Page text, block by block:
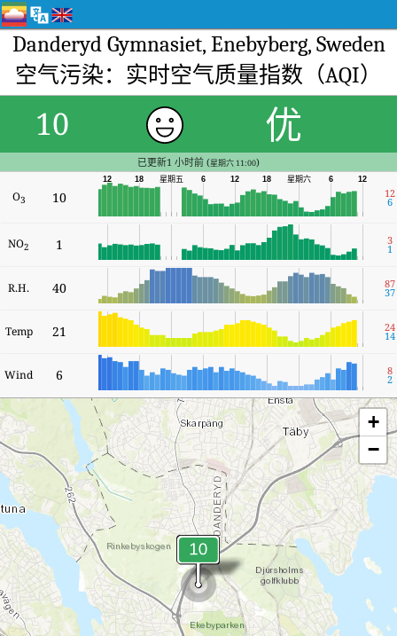
Danderyd Gymnasiet, Enebyberg, Sweden
空气污染：实时空气质量指数（AQI）
10 优
已更新1 小时前 (星期六 11:00)
O3 10
12
6
星期六
18
12
6
星期五
18
12
12
6
NO2 1 3
1
R.H. 40 87
37
Temp 21 24
14
Wind 6 8
2
+
−